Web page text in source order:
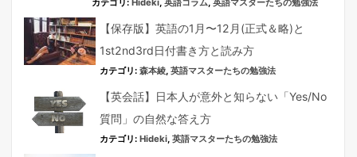
カテゴリ: Hideki, 英語コラム, 英語マスターたちの勉強法
【保存版】英語の1月〜12月(正式＆略)と
1st2nd3rd日付書き方と読み方
カテゴリ: 森本綾, 英語マスターたちの勉強法
【英会話】日本人が意外と知らない「Yes/No
質問」の自然な答え方
カテゴリ: Hideki, 英語マスターたちの勉強法